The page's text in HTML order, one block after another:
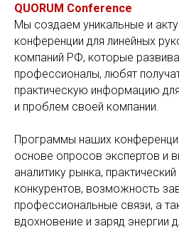
QUORUM Conference
Мы создаем уникальные и
конференции для линейных
компаний РФ, которые
профессионалы, любят
практическую информацию
и проблем своей компании.
Программы наших
основе опросов экспертов и
аналитику рынка,
конкурентов, возможность
профессиональные связи, а
вдохновение и заряд энергии